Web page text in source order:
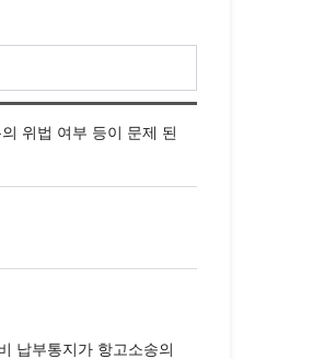
위법 여부 등이 문제 된
납부통지가 항고소송의